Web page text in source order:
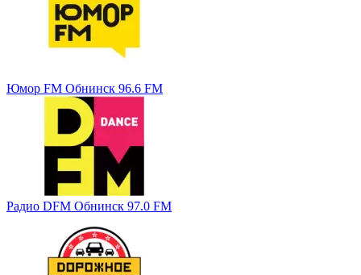
Юмор FM Обнинск 96.6 FM
Радио DFM Обнинск 97.0 FM